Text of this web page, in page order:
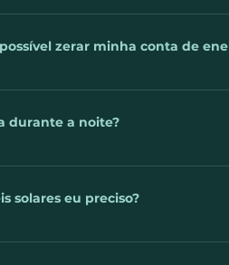
mais frequentes sobre a
que sobrar é perdida? A
zerar minha conta de
um sistema de geração de
possível zerar completamente a
até mesmo gere crédito junto
durante a noite?
é utilizada na hora em que
descontos na sua conta
solares eu preciso?
com base na sua fatura de